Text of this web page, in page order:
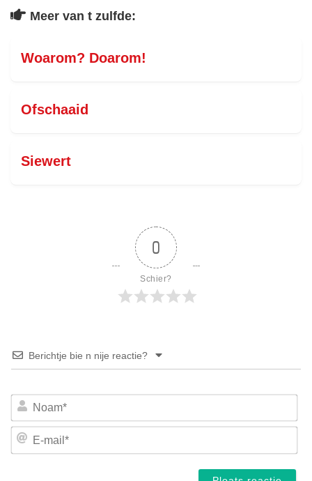
Meer van t zulfde:
Woarom? Doarom!
Ofschaaid
Siewert
0
Schier?
Berichtje bie n nije reactie?
E-